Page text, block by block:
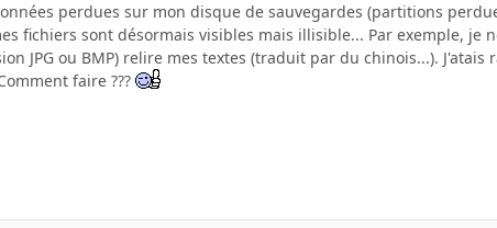
perdues sur mon disque de sauvegardes (partitions
fichiers sont désormais visibles mais illisible... Par exemple, je
JPG ou BMP) relire mes textes (traduit par du chinois...).
faire ???